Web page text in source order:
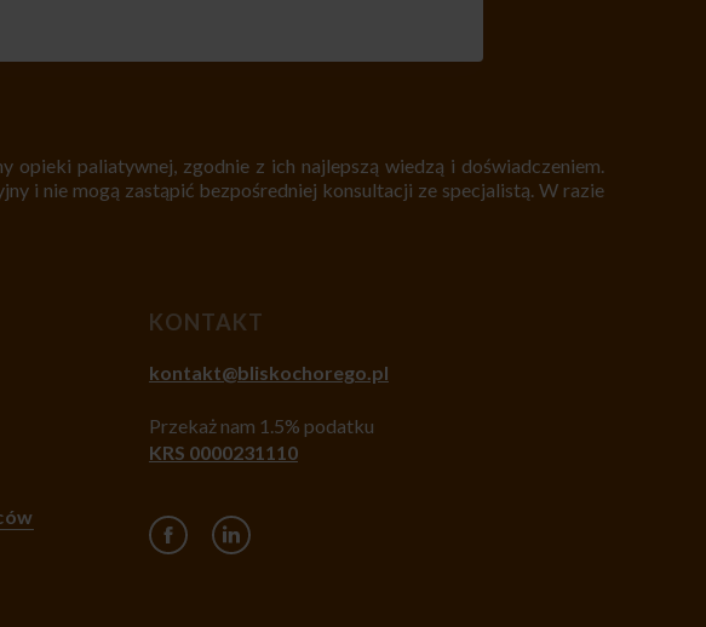
paliatywnej, zgodnie z ich najlepszą wiedzą i doświadczeniem.
i nie mogą zastąpić bezpośredniej konsultacji ze specjalistą. W razie
KONTAKT
kontakt@bliskochorego.pl
Przekaż nam 1.5% podatku
KRS 0000231110